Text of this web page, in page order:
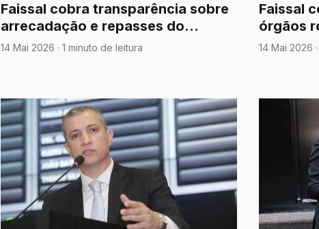
Faissal cobra transparência sobre
arrecadação e repasses do
FETHAB em Mato Grosso
14 Mai 2026 · 1 minuto de leitura
Faissal
órgãos
14 Mai 2026 ·